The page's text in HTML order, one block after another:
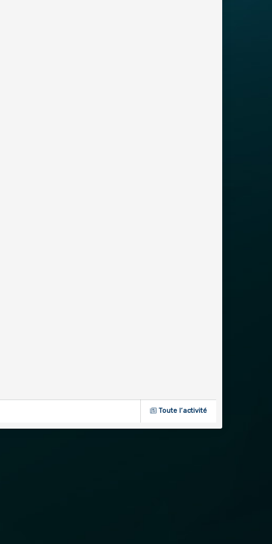
Toute l’activité